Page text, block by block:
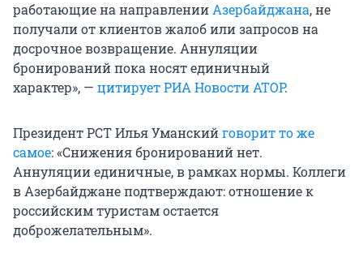
работающие на направленииАзербайджана, не
получали от клиентов жалоб или запросов на
досрочное возвращение. Аннуляции
бронирований пока носят единичный
характер», — цитирует РИА Новости АТОР.
Президент РСТ Илья Уманскийговорит то же
самое: «Снижения бронирований нет.
Аннуляции единичные, в рамках нормы. Коллеги
в Азербайджане подтверждают: отношение к
российским туристам остается
доброжелательным».